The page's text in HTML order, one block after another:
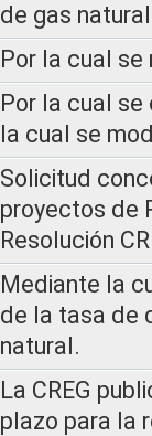
de gas natural
Por la cual se
Por la cual se
la cual se
Solicitud
proyectos de
Resolución
Mediante la
de la tasa de
natural.
La CREG
plazo para la